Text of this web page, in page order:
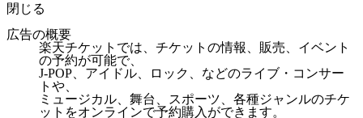
閉じる
広告の概要
楽天チケットでは、チケットの情報、販売、イベント
の予約が可能で、
J-POP、アイドル、ロック、などのライブ・コンサー
トや、
ミュージカル、舞台、スポーツ、各種ジャンルのチケ
ットをオンラインで予約購入ができます。